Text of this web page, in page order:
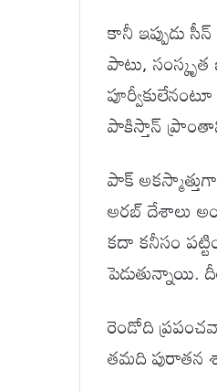
కానీ ఇప్పుడు
పాటు,
పాకిస్తాన్
పాక్
అరబ్ దేశాలు
కదా కనీసం
పెడుతున్నాయి.
రెండోది
తమది పురాతన